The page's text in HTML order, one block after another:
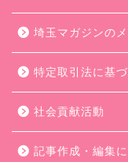
埼玉マガジンの
特定取引法に基
社会貢献活動
記事作成・編集